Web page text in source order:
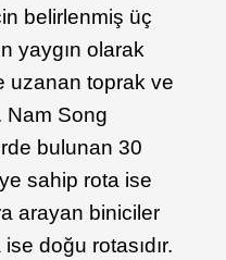
belirlenmiş üç
yaygın olarak
uzanan toprak ve
Nam Song
bulunan 30
sahip rota ise
arayan biniciler
doğu rotasıdır.